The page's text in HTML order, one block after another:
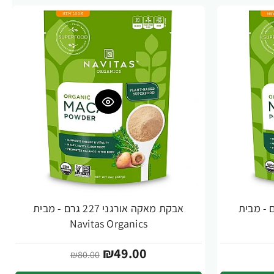
113 גרם - מבית
אבקת מאקה אורגני 227 גרם - מבית
Navitas Organics
₪49.00
₪80.00